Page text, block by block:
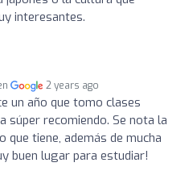
interesantes.
2 years ago
un año que tomo clases
súper recomiendo. Se nota la
que tiene, además de mucha
buen lugar para estudiar!